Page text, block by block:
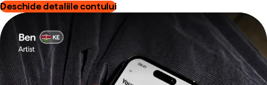
Deschide detaliile contului